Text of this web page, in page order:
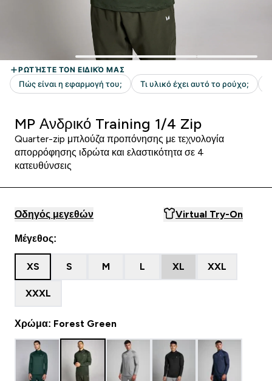
MP Ανδρικό Training 1/4 Zip
Quarter-zip μπλούζα προπόνησης με τεχνολογία
απορρόφησης ιδρώτα και ελαστικότητα σε 4
κατευθύνσεις
Οδηγός μεγεθών Virtual Try-On
Μέγεθος:
XS S M L XL XXL
XXXL
Χρώμα: Forest Green